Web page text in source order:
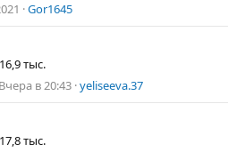
Gor1645
16,9 тыс.
Вчера в 20:43 yeliseeva.37
17,8 тыс.